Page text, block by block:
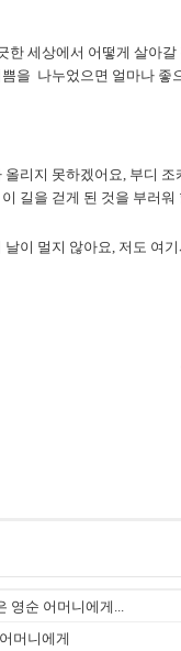
세상에서 어떻게 살아
을 나누었으면 얼마나 좋
리지 못하겠어요, 부디
길을 걷게 된 것을 부러워
이 멀지 않아요, 저도 여
안녕히 계세
영순 어머니에게...
머니에게